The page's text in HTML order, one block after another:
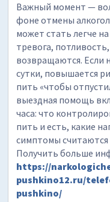
Важный момент —
фоне отмены
может стать легче
тревога,
возвращаются. Если
сутки, повышается
пить «чтобы
выездная помощь
часа: что
пить и есть, какие
симптомы
Получить больше
https://
pushkino12.ru/
pushkino/